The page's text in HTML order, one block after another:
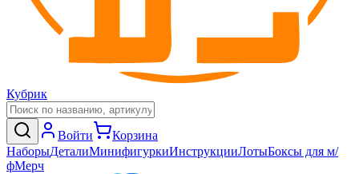
Кубрик
Войти
Корзина
НаборыДеталиМинифигуркиИнструкцииЛотыБоксы для м/
фМерч